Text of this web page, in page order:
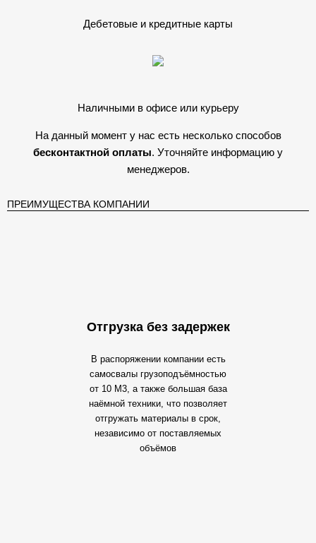
Дебетовые и кредитные карты
Наличными в офисе или курьеру
На данный момент у нас есть несколько способов
бесконтактной оплаты. Уточняйте информацию у
менеджеров.
ПРЕИМУЩЕСТВА КОМПАНИИ
Отгрузка без задержек
В распоряжении компании есть
самосвалы грузоподъёмностью
от 10 М3, а также большая база
наёмной техники, что позволяет
отгружать материалы в срок,
независимо от поставляемых
объёмов